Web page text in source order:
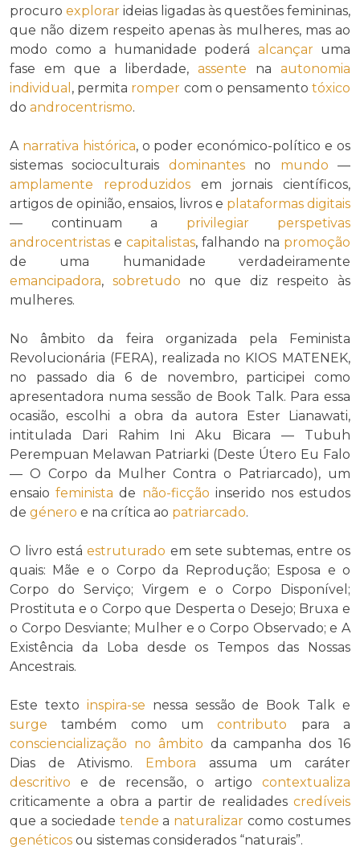
procuro explorar ideias ligadas às questões femininas,
que não dizem respeito apenas às mulheres, mas ao
modo como a humanidade poderá alcançaruma
fase em que a liberdade,assente naautonomia
individual , permita romper com o pensamentotóxico
do androcentrismo.
A narrativa histórica, o poder económico-político e os
sistemas socioculturais dominantesno mundo —
amplamente
reproduzidosem jornais científicos,
artigos de opinião, ensaios, livros e plataformas digitais
— continuam a privilegiar
perspetivas
androcentristas e capitalistas, falhando na promoção
de uma humanidade verdadeiramente
emancipadora, sobretudo no que diz respeito às
mulheres.
No âmbito da feira organizada pela Feminista
Revolucionária (FERA), realizada no KIOS MATENEK,
no passado dia 6 de novembro, participei como
apresentadora numa sessão de Book Talk. Para essa
ocasião, escolhi a obra da autora Ester Lianawati,
intitulada Dari Rahim Ini Aku Bicara — Tubuh
Perempuan Melawan Patriarki (Deste Útero Eu Falo
— O Corpo da Mulher Contra o Patriarcado), um
ensaiofeminista de não-ficção inserido nos estudos
de género e na crítica ao patriarcado.
O livro estáestruturado em sete subtemas, entre os
quais: Mãe e o Corpo da Reprodução; Esposa e o
Corpo do Serviço; Virgem e o Corpo Disponível;
Prostituta e o Corpo que Desperta o Desejo; Bruxa e
o Corpo Desviante; Mulher e o Corpo Observado; e A
Existência da Loba desde os Tempos das Nossas
Ancestrais.
Este texto inspira-se nessa sessão de Book Talk e
surge também como umcontributo para a
consciencialização no âmbito da campanha dos 16
Dias de Ativismo. Embora assuma um caráter
descritivo e de recensão, o artigo contextualiza
criticamente a obra a partir de realidades credíveis
que a sociedade tende a naturalizar como costumes
genéticos ou sistemas considerados “naturais”.